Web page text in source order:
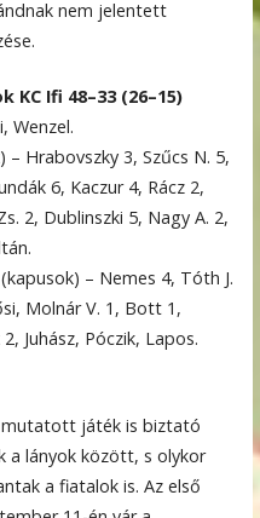
nem jelentett
KC Ifi 48–33 (26–15)
Wenzel.
Hrabovszky 3, Szűcs N. 5,
6, Kaczur 4, Rácz 2,
2, Dublinszki 5, Nagy A. 2,
– Nemes 4, Tóth J.
Molnár V. 1, Bott 1,
Juhász, Póczik, Lapos.
mutatott játék is biztató
a lányok között, s olykor
a fiatalok is. Az első